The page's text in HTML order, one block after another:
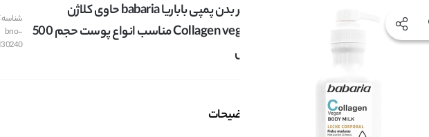
شیر بدن پمپی باباریا babaria حاوی کلاژن
Collagen vegan مناسب انواع پوست حجم 500
میل
شناسه
bno-
توضیحات